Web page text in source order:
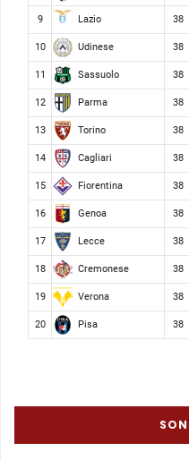
9 Lazio 38
10 Udinese 38
11 Sassuolo 38
12 Parma 38
13 Torino 38
14 Cagliari 38
15 Fiorentina 38
16 Genoa 38
17 Lecce 38
18 Cremonese 38
19 Verona 38
20 Pisa 38